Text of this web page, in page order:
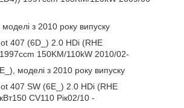
з 2010 року випуску
407 (6D_) 2.0 HDi (RHE
150KM/110kW 2010/02-
моделі з 2010 року випуску
407 SW (6E_) 2.0 HDi (RHE
CV110 Рік02/10 -